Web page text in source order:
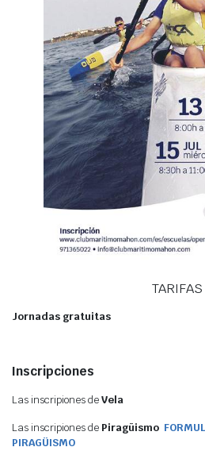
TARIFAS
Jornadas gratuitas
Inscripciones
Las inscripiones deVela
Las inscripiones de Piragüismo
PIRAGÜISMO